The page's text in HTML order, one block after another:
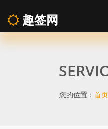
埃
趣签网
您的位置： 首页